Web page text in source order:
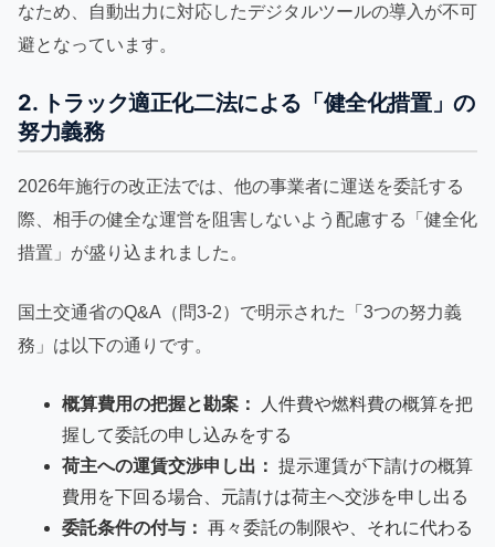
なため、自動出力に対応したデジタルツールの導入が不可
避となっています。
2. トラック適正化二法による「健全化措置」の
努力義務
2026年施行の改正法では、他の事業者に運送を委託する
際、相手の健全な運営を阻害しないよう配慮する「健全化
措置」が盛り込まれました。
国土交通省のQ&A（問3-2）で明示された「3つの努力義
務」は以下の通りです。
概算費用の把握と勘案：
人件費や燃料費の概算を把
握して委託の申し込みをする
荷主への運賃交渉申し出： 提示運賃が下請けの概算
費用を下回る場合、元請けは荷主へ交渉を申し出る
委託条件の付与： 再々委託の制限や、それに代わる